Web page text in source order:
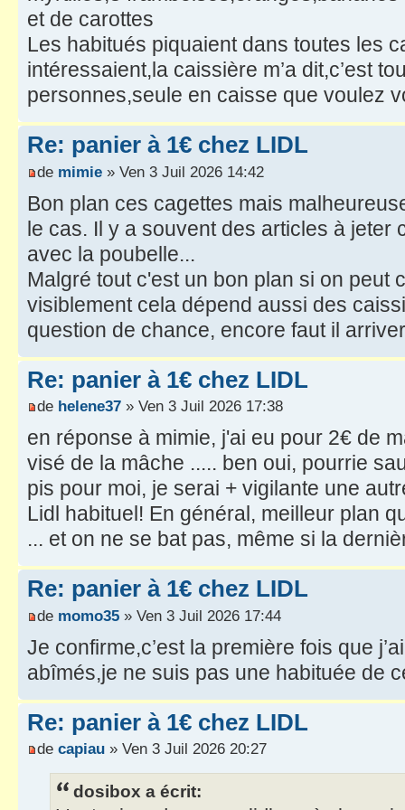
et de carottes
Les habitués piquaient dans toutes les
intéressaient,la caissière m’a dit,c’est
personnes,seule en caisse que voulez
Re: panier à 1€ chez LIDL
de mimie » Ven 3 Juil 2026 14:42
Bon plan ces cagettes mais
le cas. Il y a souvent des articles à jeter
avec la poubelle...
Malgré tout c'est un bon plan si on peut
visiblement cela dépend aussi des
question de chance, encore faut il
Re: panier à 1€ chez LIDL
de helene37 » Ven 3 Juil 2026 17:38
en réponse à mimie, j'ai eu pour 2€ de
visé de la mâche ..... ben oui, pourrie
pis pour moi, je serai + vigilante une
Lidl habituel! En général, meilleur plan
... et on ne se bat pas, même si la
Re: panier à 1€ chez LIDL
de momo35 » Ven 3 Juil 2026 17:44
Je confirme,c’est la première fois que
abîmés,je ne suis pas une habituée de
Re: panier à 1€ chez LIDL
de capiau » Ven 3 Juil 2026 20:27
dosibox a écrit: